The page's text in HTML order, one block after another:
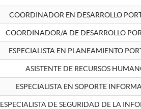
COORDINADOR EN DESARROLLO
COORDINADOR/A DE DESARROLLO
ESPECIALISTA EN PLANEAMIENTO
ASISTENTE DE RECURSOS
ESPECIALISTA EN SOPORTE
ESPECIALISTA DE SEGURIDAD DE LA